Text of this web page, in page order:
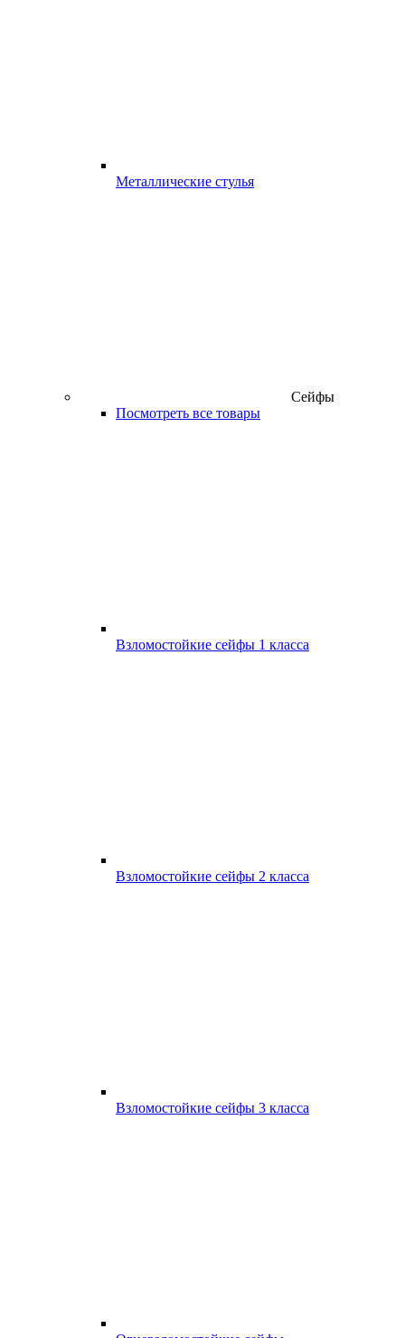
Металлические стулья
Сейфы
Посмотреть все товары
Взломостойкие сейфы 1 класса
Взломостойкие сейфы 2 класса
Взломостойкие сейфы 3 класса